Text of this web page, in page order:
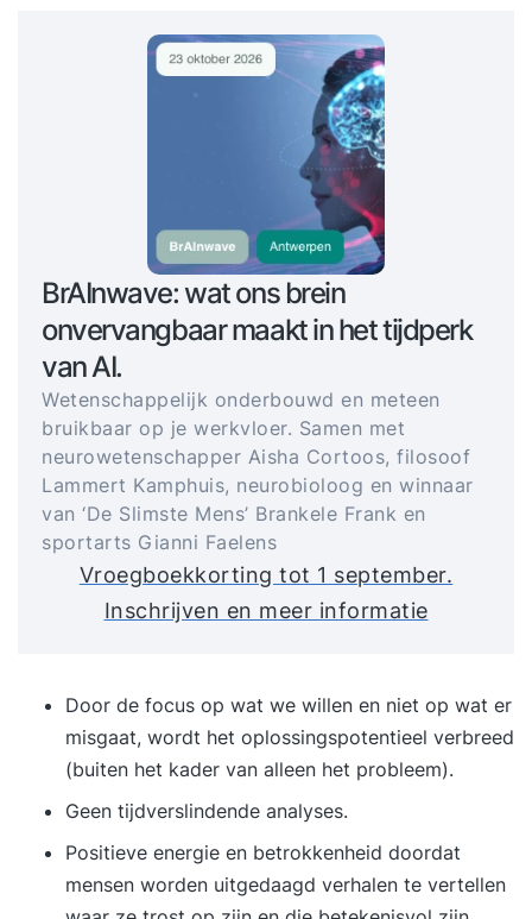
BrAInwave: wat ons brein
onvervangbaar maakt in het tijdperk
van AI.
Wetenschappelijk onderbouwd en meteen
bruikbaar op je werkvloer. Samen met
neurowetenschapper Aisha Cortoos, filosoof
Lammert Kamphuis, neurobioloog en winnaar
van ‘De Slimste Mens’ Brankele Frank en
sportarts Gianni Faelens
Vroegboekkorting tot 1 september.
Inschrijven en meer informatie
Door de focus op wat we willen en niet op wat er
misgaat, wordt het oplossingspotentieel verbreed
(buiten het kader van alleen het probleem).
Geen tijdverslindende analyses.
Positieve energie en betrokkenheid doordat
mensen worden uitgedaagd verhalen te vertellen